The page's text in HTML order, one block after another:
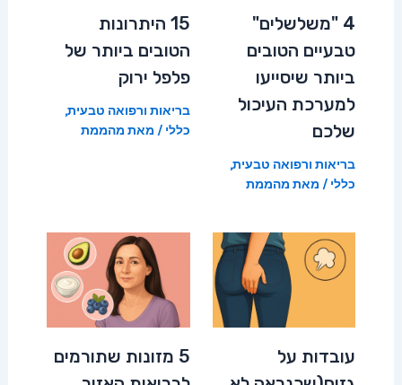
4 "משלשלים"
טבעיים הטובים
ביותר שיסייעו
למערכת העיכול
שלכם
בריאות ורפואה טבעית,
כללי / מאת מהממת
15 היתרונות
הטובים ביותר של
פלפל ירוק
בריאות ורפואה טבעית,
כללי / מאת מהממת
עובדות על
5 מזונות שתורמים